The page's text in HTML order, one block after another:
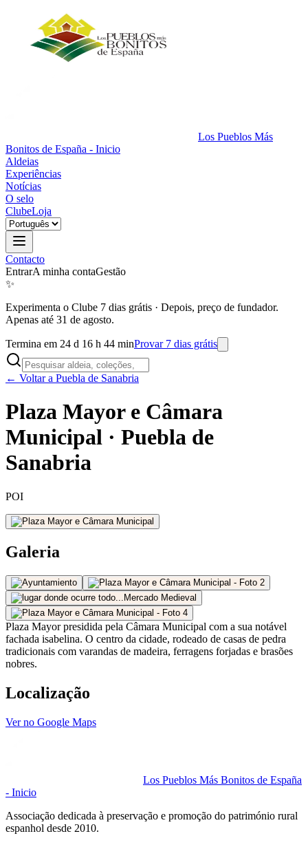
Los Pueblos Más
Bonitos de España - Inicio
Aldeias
Experiências
Notícias
O selo
ClubeLoja
Contacto
EntrarA minha contaGestão
✨
Experimenta o Clube 7 dias grátis · Depois, preço de fundador.
Apenas até 31 de agosto.
Termina em 24 d 16 h 44 minProvar 7 dias grátis
← Voltar a Puebla de Sanabria
Plaza Mayor e Câmara
Municipal · Puebla de
Sanabria
POI
Galeria
Plaza Mayor presidida pela Câmara Municipal com a sua notável
fachada isabelina. O centro da cidade, rodeado de casas de pedra
tradicionais com varandas de madeira, ferragens forjadas e brasões
nobres.
Localização
Ver no Google Maps
Los Pueblos Más Bonitos de España
- Inicio
Associação dedicada à preservação e promoção do património rural
espanhol desde 2010.